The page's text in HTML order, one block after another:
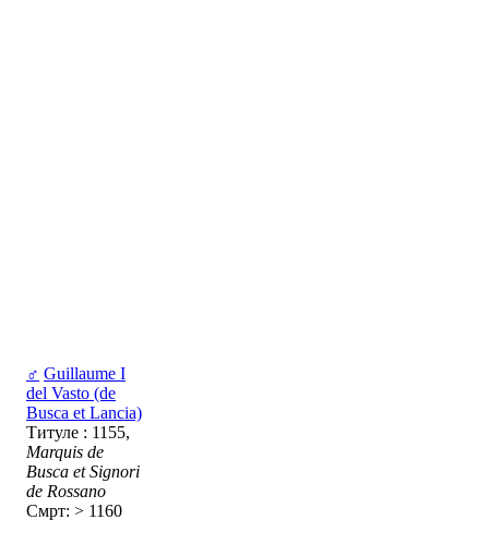
♂ Guillaume I
del Vasto (de
Busca et Lancia)
Титуле : 1155,
Marquis de
Busca et Signori
de Rossano
Смрт: > 1160